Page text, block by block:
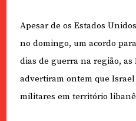
Apesar de os Estados
no domingo, um acordo
dias de guerra na região,
advertiram ontem que
militares em território